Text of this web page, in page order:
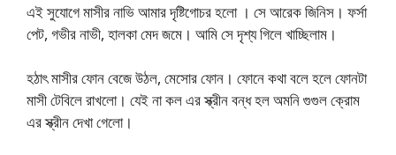
এই সুযোগে মাসীর নাভি আমার দৃষ্টিগোচর হলো । সে আরেক জিনিস। ফর্সা
পেট, গভীর নাভী, হালকা মেদ জমে। আমি সে দৃশ্য গিলে খাচ্ছিলাম।
হঠাৎ মাসীর ফোন বেজে উঠল, মেসোর ফোন। ফোনে কথা বলে হলে ফোনটা
মাসী টেবিলে রাখলো। যেই না কল এর স্ক্রীন বন্ধ হল অমনি গুগুল ক্রোম
এর স্ক্রীন দেখা গেলো।